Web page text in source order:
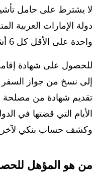
لا يشترط على حامل
دولة الإمارات العربية
واحدة على الأقل كل 6 أشهر.
للحصول على شهادة
إلى نسخ من جواز السفر
تقديم شهادة من مصلحة
الأيام التي قضتها في
وكشف حساب بنكي لآخر 6 أشهر.
من هو المؤهل